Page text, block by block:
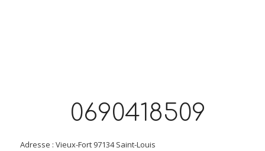
0690418509
Adresse : Vieux-Fort 97134 Saint-Louis